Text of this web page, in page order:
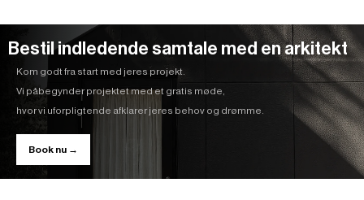
Bestil indledende samtale med en arkitekt
Kom godt fra start med jeres projekt.
Vi påbegynder projektet med et gratis møde,
hvor vi uforpligtende afklarer jeres behov og drømme.
Book nu →